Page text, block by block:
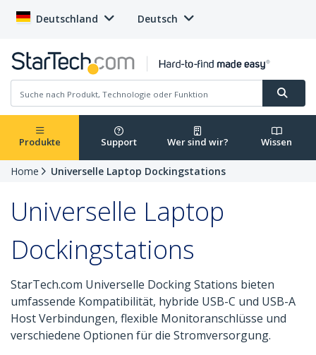
Deutschland Deutsch
Produkte Support Wer sind wir? Wissen
Home Universelle Laptop Dockingstations
Universelle Laptop
Dockingstations
StarTech.com Universelle Docking Stations bieten
umfassende Kompatibilität, hybride USB-C und USB-A
Host Verbindungen, flexible Monitoranschlüsse und
verschiedene Optionen für die Stromversorgung.